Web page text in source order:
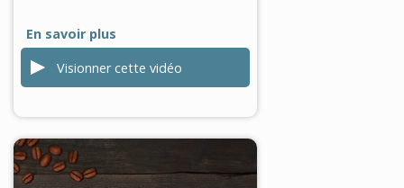
En savoir plus
Visionner cette vidéo